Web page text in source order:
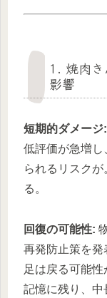
1. 焼肉
影響
短期的ダメージ:
低評価が急増
られるリスク
る。
回復の可能性:
再発防止策を発
足は戻る可能
記憶に残り、